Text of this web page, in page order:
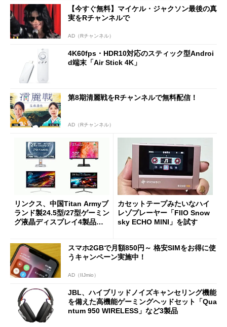
【今すぐ無料】マイケル・ジャクソン最後の真
実をRチャンネルで
AD（Rチャンネル）
4K60fps・HDR10対応のスティック型Androi
d端末「Air Stick 4K」
第8期清麗戦をRチャンネルで無料配信！
AD（Rチャンネル）
リンクス、中国Titan Armyブ
ランド製24.5型/27型ゲーミン
グ液晶ディスプレイ4製品の
カセットテープみたいなハイ
レゾプレーヤー「FIIO Snow
sky ECHO MINI」を試す
スマホ2GBで月額850円～ 格安SIMをお得に使
うキャンペーン実施中！
AD（IIJmio）
JBL、ハイブリッドノイズキャンセリング機能
を備えた高機能ゲーミングヘッドセット「Qua
ntum 950 WIRELESS」など3製品